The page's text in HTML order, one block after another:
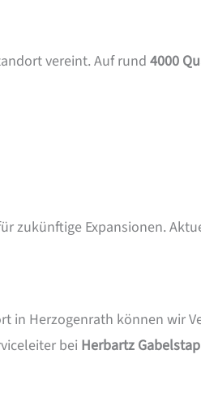
vereint. Auf rund 4000
zukünftige Expansionen.
in Herzogenrath können wir
bei Herbartz